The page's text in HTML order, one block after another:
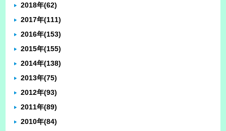
2018年(62)
2017年(111)
2016年(153)
2015年(155)
2014年(138)
2013年(75)
2012年(93)
2011年(89)
2010年(84)